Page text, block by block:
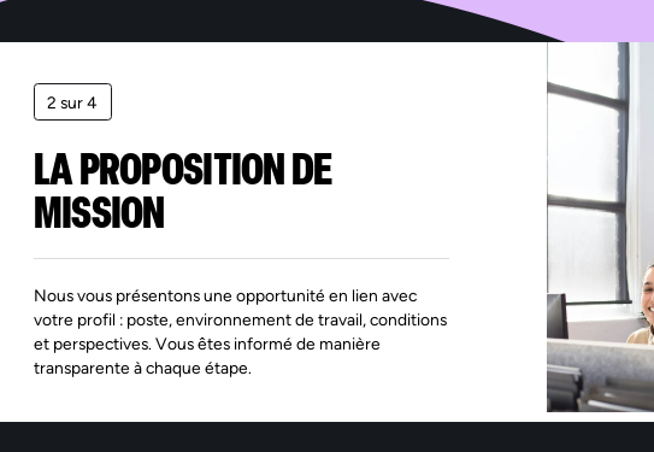
2 sur 4
LA PROPOSITION DE
MISSION
Nous vous présentons une opportunité en lien avec
votre profil : poste, environnement de travail, conditions
et perspectives. Vous êtes informé de manière
transparente à chaque étape.